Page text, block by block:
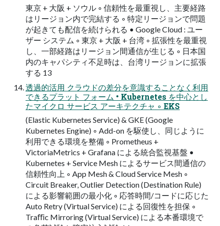
東京 + 大阪 + ソウル ◦ 信頼性を最重視し、主要経路
はリージョン内で完結する ◦ 特定リージョンで問題
が起きても配信を続けられる • Google Cloud : ユー
ザー システム ◦ 東京 + 大阪 + 台湾 ◦ 拡張性を最重視
し、一部経路はリージョン間通信が生じる ◦ 日本国
内のキャパシティ不足時は、台湾リージョンに拡張
する 13
透過的活用 クラウドの差分を意識することなく利用
できるプラット フォーム • Kubernetes を中心とし
たマイクロ サービス アーキテクチャ ◦ EKS
(Elastic Kubernetes Service) & GKE (Google
Kubernetes Engine) ◦ Add-on を駆使し、同じように
利用できる環境を整備 ◦ Prometheus +
VictoriaMetrics + Grafana による統合監視基盤 •
Kubernetes + Service Mesh によるサービス間通信の
信頼性向上 ◦ App Mesh & Cloud Service Mesh ◦
Circuit Breaker, Outlier Detection (Destination Rule)
による影響範囲の最小化 ◦ 応答時間/コードに応じた
Auto Retry (Virtual Service) による回復性を担保 ◦
Traﬃc Mirroring (Virtual Service) による本番環境で